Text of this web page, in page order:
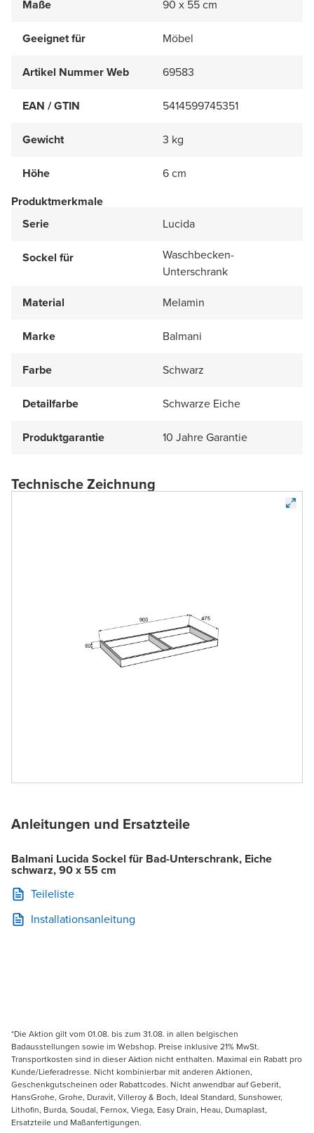
Maße 90 x 55 cm
Geeignet für Möbel
Artikel Nummer Web 69583
EAN / GTIN 5414599745351
Gewicht 3 kg
Höhe
6 cm
Produktmerkmale
Serie
Lucida
Sockel für
Waschbecken-
Unterschrank
Material
Melamin
Marke Balmani
Farbe Schwarz
Detailfarbe Schwarze Eiche
Produktgarantie 10 Jahre Garantie
Technische Zeichnung
Anleitungen und Ersatzteile
Balmani Lucida Sockel für Bad-Unterschrank, Eiche
schwarz, 90 x 55 cm
Teileliste
Installationsanleitung
*Die Aktion gilt vom 01.08. bis zum 31.08. in allen belgischen
Badausstellungen sowie im Webshop. Preise inklusive 21% MwSt.
Transportkosten sind in dieser Aktion nicht enthalten. Maximal ein Rabatt pro
Kunde/Lieferadresse. Nicht kombinierbar mit anderen Aktionen,
Geschenkgutscheinen oder Rabattcodes. Nicht anwendbar auf Geberit,
HansGrohe, Grohe, Duravit, Villeroy & Boch, Ideal Standard, Sunshower,
Lithofin, Burda, Soudal, Fernox, Viega, Easy Drain, Heau, Dumaplast,
Ersatzteile und Maßanfertigungen.